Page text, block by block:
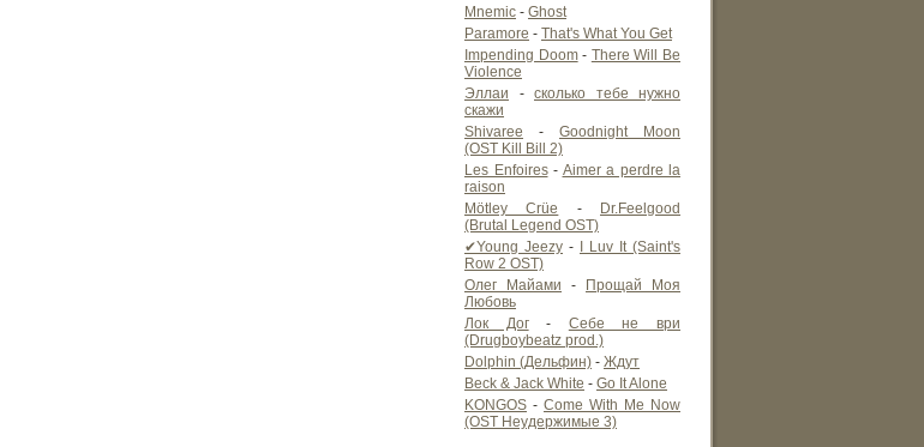
Mnemic - Ghost
Paramore - That's What You Get
Impending Doom- There Will Be
Violence
Эллаи - сколько тебе нужно
скажи
Shivaree - Goodnight Moon
(OST Kill Bill 2)
Les Enfoires- Aimer a perdre la
raison
Mötley Crüe -
Dr.Feelgood
(Brutal Legend OST)
✔Young Jeezy -
I Luv It (Saint's
Row 2 OST)
Олег Майами -
Прощай Моя
Любовь
Лок Дог- Себе не ври
(Drugboybeatz prod.)
Dolphin (Дельфин) - Ждут
Beck & Jack White - Go It Alone
KONGOS - Come With Me Now
(OST Неудержимые 3)